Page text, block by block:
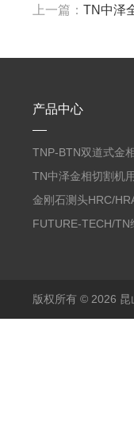
上一篇： TN中泽
产品中心
TNP-BTN双道式金
带机/金相研磨机
TN中泽金相切割机
削油/金相冷却液
金刚石测头HRC/
氏硬度计专用
FUTURE-TECH/TN
版权所有 © 2026